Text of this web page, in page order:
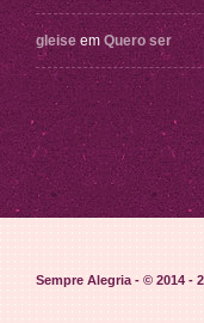
gleise em Quero ser
Sempre Alegria - © 2014 -